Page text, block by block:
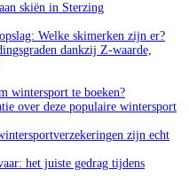
skiën in Sterzing
Welke skimerken zijn er?
dankzij Z-waarde,
wintersport te boeken?
over deze populaire wintersport
zijn echt
het juiste gedrag tijdens